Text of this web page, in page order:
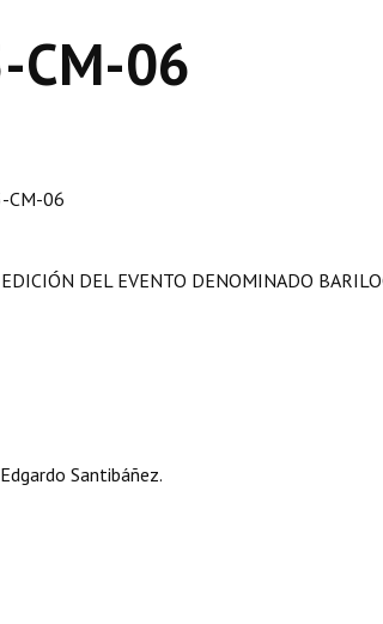
CM-06
CM-06
DEL EVENTO DENOMINADO
Santibáñez.